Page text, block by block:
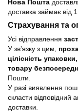
Нова Пошта
доставка займає від
Страхування та
Усі відправлення
У зв’язку з цим,
цілісність
товару
Пошти.
У разі виявлення
скласти відповідний
доставки.